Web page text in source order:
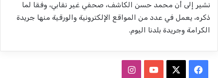
نشير إلى أن محمد حسن الكاشف، صحفي غير نقابي، وفقا لما
ذكره، يعمل في عدد من المواقع الإلكترونية والورقية منها جريدة
الكرامة وجريدة بلدنا اليوم.